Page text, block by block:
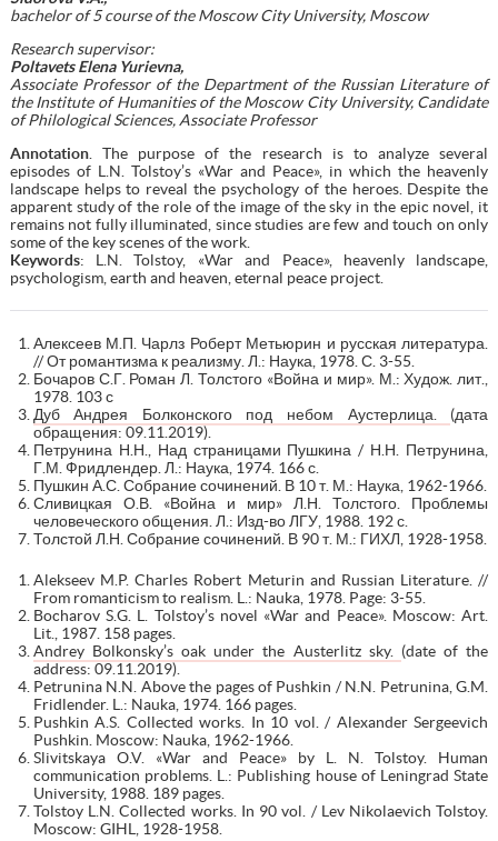
bachelor of 5 course of the Moscow City University, Moscow
Research supervisor:
Poltavets Elena Yurievna,
Associate Professor of the Department of the Russian Literature of
the Institute of Humanities of the Moscow City University, Candidate
of Philological Sciences, Associate Professor
Annotation. The purpose of the research is to analyze several
episodes of L.N. Tolstoy’s «War and Peace», in which the heavenly
landscape helps to reveal the psychology of the heroes. Despite the
apparent study of the role of the image of the sky in the epic novel, it
remains not fully illuminated, since studies are few and touch on only
some of the key scenes of the work.
Keywords: L.N. Tolstoy, «War and Peace», heavenly landscape,
psychologism, earth and heaven, eternal peace project.
Алексеев М.П. Чарлз Роберт Метьюрин и русская литература.
// От романтизма к реализму. Л.: Наука, 1978. С. 3-55.
Бочаров С.Г. Роман Л. Толстого «Война и мир». М.: Худож. лит.,
1978. 103 с
Дуб Андрея Болконского под небом Аустерлица. (дата
обращения: 09.11.2019).
Петрунина Н.Н., Над страницами Пушкина / Н.Н. Петрунина,
Г.М. Фридлендер. Л.: Наука, 1974. 166 с.
Пушкин А.С. Собрание сочинений. В 10 т. М.: Наука, 1962-1966.
Сливицкая О.В. «Война и мир» Л.Н. Толстого. Проблемы
человеческого общения. Л.: Изд-во ЛГУ, 1988. 192 с.
Толстой Л.Н. Собрание сочинений. В 90 т. М.: ГИХЛ, 1928-1958.
Alekseev M.P. Charles Robert Meturin and Russian Literature. //
From romanticism to realism. L.: Nauka, 1978. Page: 3-55.
Bocharov S.G. L. Tolstoy’s novel «War and Peace». Moscow: Art.
Lit., 1987. 158 pages.
Andrey Bolkonsky’s oak under the Austerlitz sky. (date of the
address: 09.11.2019).
Petrunina N.N. Above the pages of Pushkin / N.N. Petrunina, G.M.
Fridlender. L.: Nauka, 1974. 166 pages.
Pushkin A.S. Collected works. In 10 vol. / Alexander Sergeevich
Pushkin. Moscow: Nauka, 1962-1966.
Slivitskaya O.V. «War and Peace» by L. N. Tolstoy. Human
communication problems. L.: Publishing house of Leningrad State
University, 1988. 189 pages.
Tolstoy L.N. Collected works. In 90 vol. / Lev Nikolaevich Tolstoy.
Moscow: GIHL, 1928-1958.